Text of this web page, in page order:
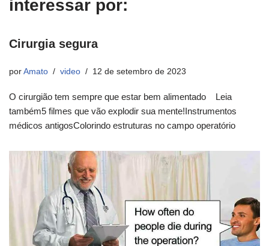
interessar por:
Cirurgia segura
por Amato video 12 de setembro de 2023
O cirurgião tem sempre que estar bem alimentado Leia
também5 filmes que vão explodir sua mente!Instrumentos
médicos antigosColorindo estruturas no campo operatório